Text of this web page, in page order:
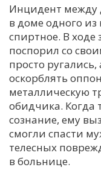
М
Н
Инцидент между
в доме одного
спиртное. В
поспорил со
просто
оскорблять
металлическую
обидчика. Когда
сознание, ему
смогли спасти
телесных
в больнице.